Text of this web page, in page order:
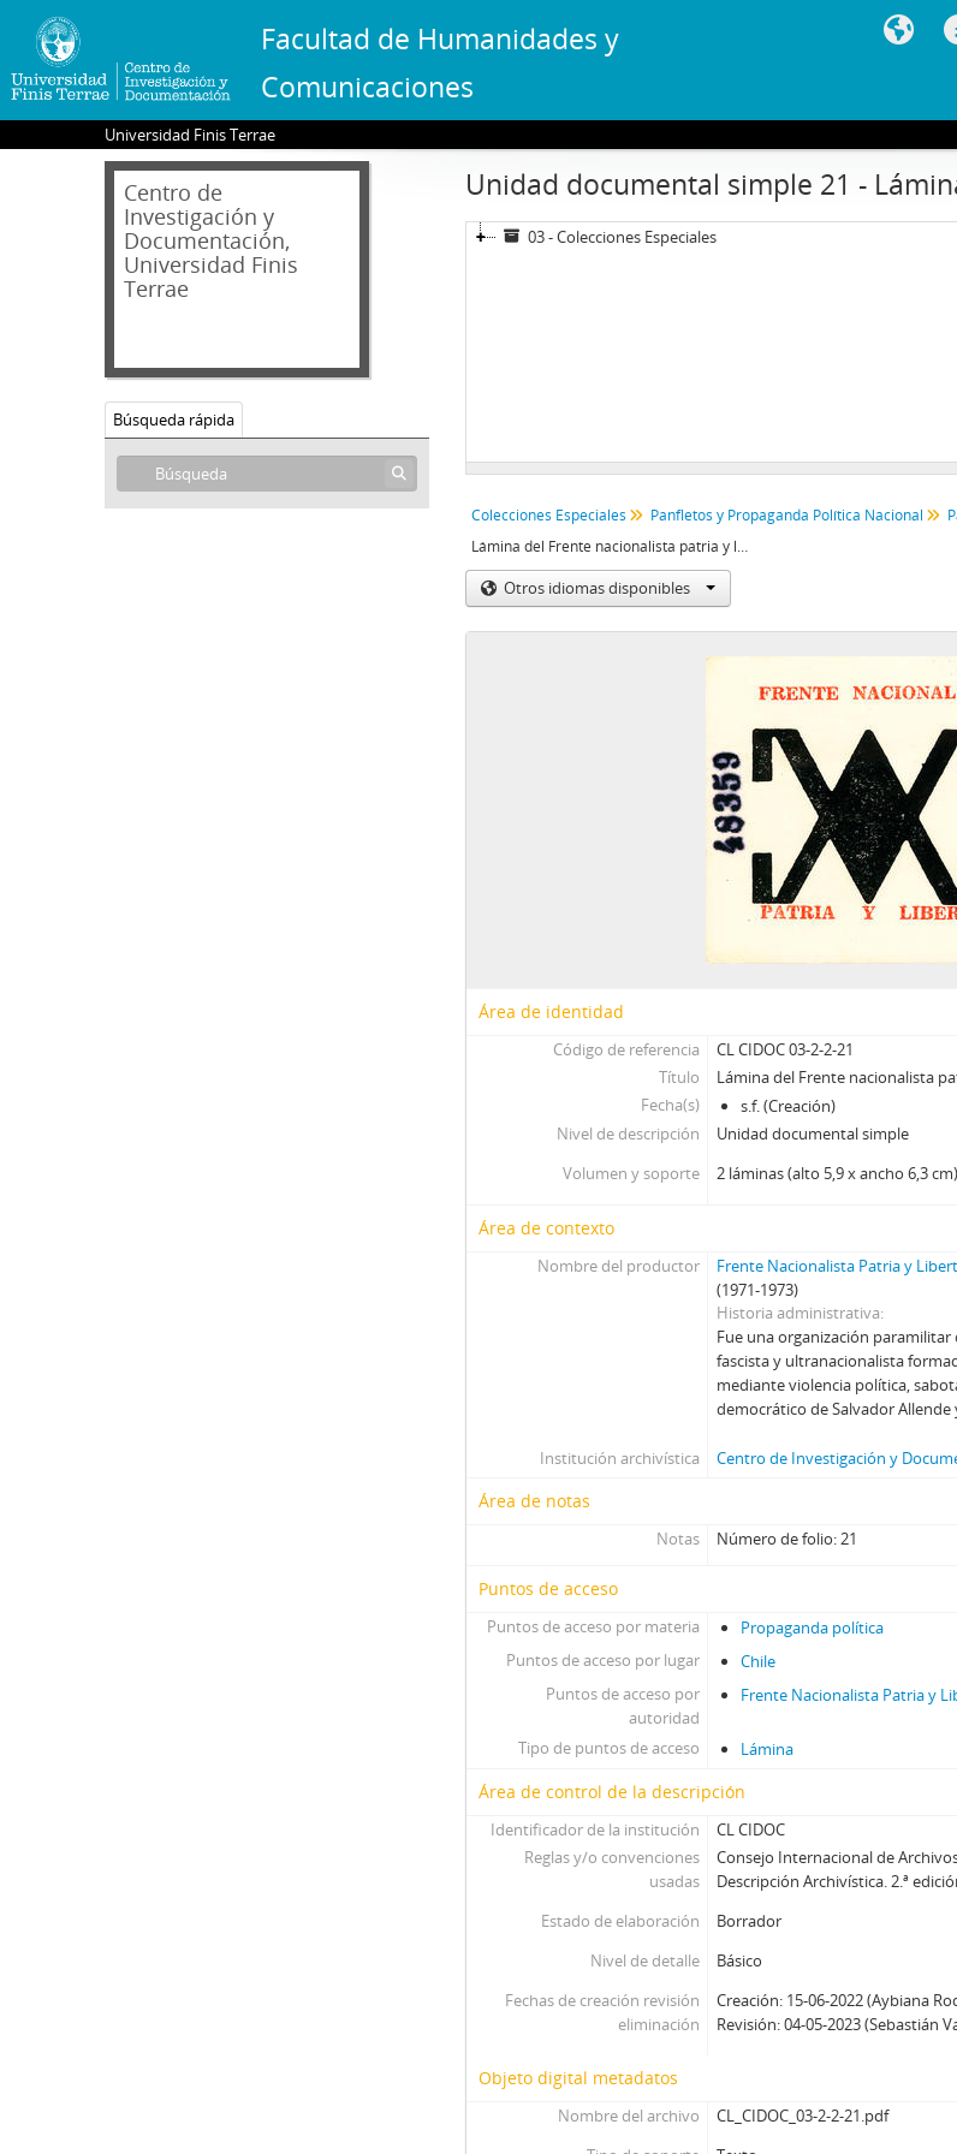
Facultad de Humanidades y
Comunicaciones
Universidad Finis Terrae
Centro de
Investigación y
Documentación,
Universidad Finis
Terrae
Búsqueda rápida
Unidad documental simple 21 -
03 - Colecciones Especiales
Colecciones Especiales Panfletos y Propaganda Política Nacional
Lámina del Frente nacionalista patria y libertad
Otros idiomas disponibles
Área de identidad
Código de referencia
CL CIDOC 03-2-2-21
Título
Lámina del Frente nacionalista
Fecha(s)
s.f. (Creación)
Nivel de descripción
Unidad documental simple
Volumen y soporte
2 láminas (alto 5,9 x ancho 6,3 cm)
Área de contexto
Nombre del productor
Frente Nacionalista Patria y
(1971-1973)
Historia administrativa
Fue una organización
fascista y ultranacionalista
mediante violencia política,
democrático de Salvador Allende
Institución archivística Centro de Investigación y
Área de notas
Notas Número de folio: 21
Puntos de acceso
Puntos de acceso por materia
Propaganda política
Puntos de acceso por lugar
Chile
Puntos de acceso por
autoridad
Frente Nacionalista Patria y
Tipo de puntos de acceso Lámina
Área de control de la descripción
Identificador de la institución
CL CIDOC
Reglas y/o convenciones
usadas
Consejo Internacional de
Descripción Archivística. 2.ª
Estado de elaboración
Borrador
Nivel de detalle
Básico
Fechas de creación revisión
eliminación
Creación: 15-06-2022 (Aybiana
Revisión: 04-05-2023 (Sebastián
Objeto digital metadatos
Nombre del archivo
CL_CIDOC_03-2-2-21.pdf